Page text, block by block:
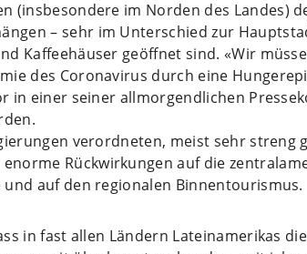
(insbesondere im Norden des Landes)
– sehr im Unterschied zur
Kaffeehäuser geöffnet sind. «Wir
des Coronavirus durch eine
in einer seiner allmorgendlichen
verordneten, meist sehr streng
Rückwirkungen auf die
auf den regionalen Binnentourismus.
in fast allen Ländern Lateinamerikas die